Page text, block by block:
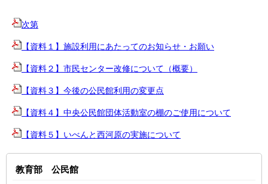
次第
【資料１】施設利用にあたってのお知らせ・お願い
【資料２】市民センター改修について（概要）
【資料３】今後の公民館利用の変更点
【資料４】中央公民館団体活動室の棚のご使用について
【資料５】いべんと西河原の実施について
教育部 公民館